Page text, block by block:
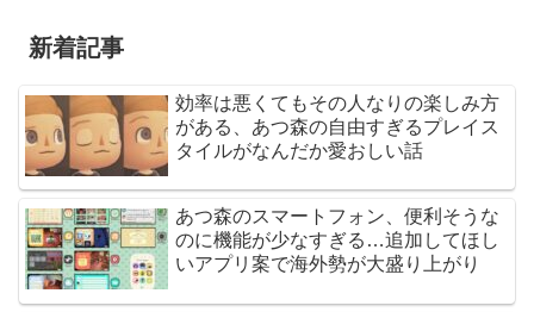
新着記事
効率は悪くてもその人なりの楽しみ方
がある、あつ森の自由すぎるプレイス
タイルがなんだか愛おしい話
あつ森のスマートフォン、便利そうな
のに機能が少なすぎる…追加してほし
いアプリ案で海外勢が大盛り上がり